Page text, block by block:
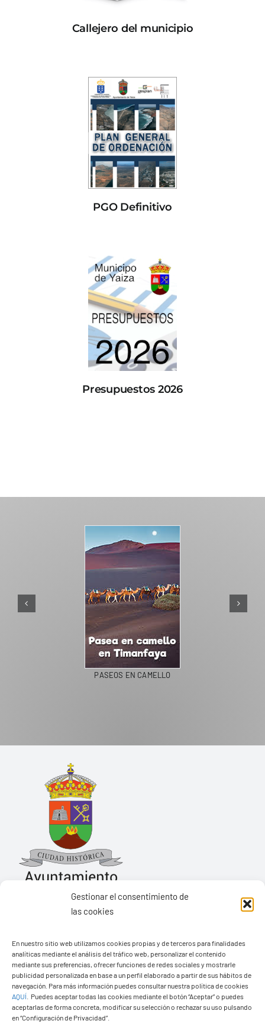
Gestionar el consentimiento de
las cookies
En nuestro sitio web utilizamos cookies propias y de terceros para finalidades
analíticas mediante el análisis del tráfico web, personalizar el contenido
mediante sus preferencias, ofrecer funciones de redes sociales y mostrarle
publicidad personalizada en base a un perfil elaborado a partir de sus hábitos de
navegación. Para más información puedes consultar nuestra política de cookies
AQUÍ
Puedes aceptar todas las cookies mediante el botón “Aceptar” o puedes
aceptarlas de forma concreta, modificar su selección o rechazar su uso pulsando
en “Configuración de Privacidad”.
Callejero del municipio
PGO Definitivo
Presupuestos 2026
PASEOS EN CAMELLO
Pza. de Los Remedios, 1
35570 – Yaiza
Tel:928 83 62 20